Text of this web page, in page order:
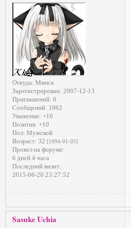
Откуда: Минск
Зарегистрирован: 2007-12-13
Приглашений: 0
Сообщений: 1062
Уважение: +10
Позитив: +10
Пол: Мужской
Возраст: 32 [1994-01-05]
Провел на форуме:
6 дней 4 часа
Последний визит:
2015-06-20 23:27:52
Sasuke Uchia